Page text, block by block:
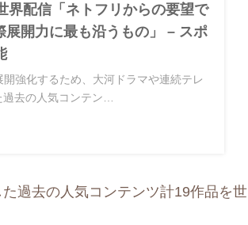
配信「ネトフリからの要望で
開力に最も沿うもの」 – スポ
強化するため、大河ドラマや連続テレ
去の人気コンテン…
過去の人気コンテンツ計19作品を世